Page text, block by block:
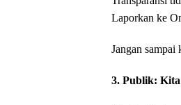
Laporkan ke
‎Jangan sampai
‎3. Publik: